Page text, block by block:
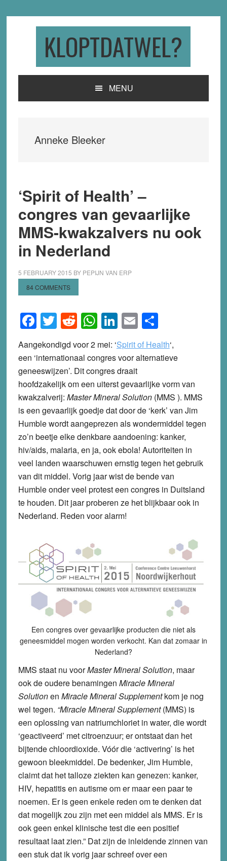
KLOPTDATWEL?
MENU
Anneke Bleeker
‘Spirit of Health’ –
congres van gevaarlijke
MMS-kwakzalvers nu ook
in Nederland
5 FEBRUARY 2015 BY PEPIJN VAN ERP
84 COMMENTS
Facebook
Twitter
Reddit
WhatsApp
LinkedIn
EmailShare
Aangekondigd voor 2 mei: ‘Spirit of Health‘,
een ‘internationaal congres voor alternatieve
geneeswijzen’. Dit congres draait
hoofdzakelijk om een uiterst gevaarlijke vorm van
kwakzalverij: Master Mineral Solution (MMS ). MMS
is een gevaarlijk goedje dat door de ‘kerk’ van Jim
Humble wordt aangeprezen als wondermiddel tegen
zo’n beetje elke denkbare aandoening: kanker,
hiv/aids, malaria, en ja, ook ebola! Autoriteiten in
veel landen waarschuwen ernstig tegen het gebruik
van dit middel. Vorig jaar wist de bende van
Humble onder veel protest een congres in Duitsland
te houden. Dit jaar proberen ze het blijkbaar ook in
Nederland. Reden voor alarm!
Een congres over gevaarlijke producten die niet als
geneesmiddel mogen worden verkocht. Kan dat zomaar in
Nederland?
MMS staat nu voorMaster Mineral Solution, maar
ook de oudere benamingen Miracle Mineral
Solutionen Miracle Mineral Supplementkom je nog
wel tegen. “Miracle Mineral Supplement(MMS) is
een oplossing van natriumchloriet in water, die wordt
‘geactiveerd’ met citroenzuur; er ontstaat dan het
bijtende chloordioxide. Vóór die ‘activering’ is het
gewoon bleekmiddel. De bedenker, Jim Humble,
claimt dat het talloze ziekten kan genezen: kanker,
HIV, hepatitis en autisme om er maar een paar te
noemen. Er is geen enkele reden om te denken dat
dat mogelijk zou zijn met een middel als MMS. Er is
ook geen enkel klinische test die een positief
resultaat laat zien.” Dat zijn de inleidende zinnen van
een stuk dat ik vorig jaar schreef over een